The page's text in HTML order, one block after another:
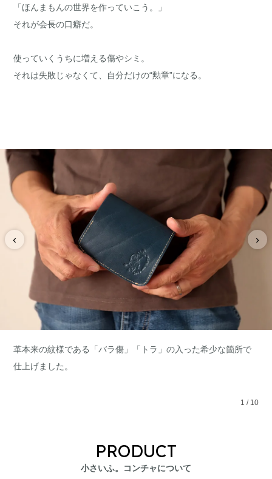
「ほんまもんの世界を作っていこう。」
それが会長の口癖だ。
使っていくうちに増える傷やシミ。
それは失敗じゃなくて、自分だけの“勲章”になる。
‹ ›
革本来の紋様である「バラ傷」「トラ」の入った希少な箇所で
仕上げました。
1 / 10
PRODUCT
小さいふ。コンチャについて